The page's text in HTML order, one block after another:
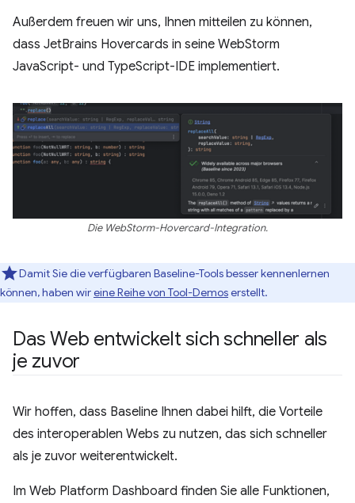
Außerdem freuen wir uns, Ihnen mitteilen zu können,
dass JetBrains Hovercards in seine WebStorm
JavaScript- und TypeScript-IDE implementiert.
Die WebStorm-Hovercard-Integration.
Damit Sie die verfügbaren Baseline-Tools besser kennenlernen
können, haben wireine Reihe von Tool-Demoserstellt.
Das Web entwickelt sich schneller als
je zuvor
Wir hoffen, dass Baseline Ihnen dabei hilft, die Vorteile
des interoperablen Webs zu nutzen, das sich schneller
als je zuvor weiterentwickelt.
Im Web Platform Dashboard finden Sie alle Funktionen,